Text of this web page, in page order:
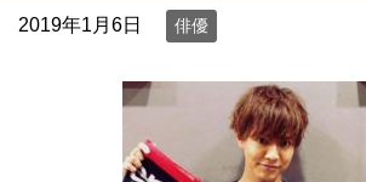
2019年1月6日 俳優